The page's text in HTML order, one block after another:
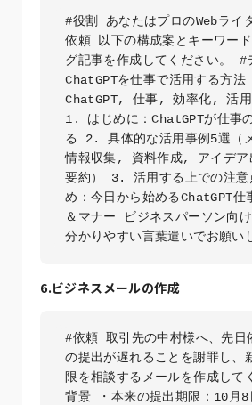
#役割 あなたはプロのWebライ
依頼 以下の構成案とキーワー
グ記事を作成してください。 #
ChatGPTを仕事で活用する方法
ChatGPT, 仕事, 効率化, 活用
1. はじめに：ChatGPTが仕事
る 2. 具体的な活用事例5選（
情報収集, 資料作成, アイデ
要約） 3. 活用する上での注
め：今日から始めるChatGPT仕
＆マナー ビジネスパーソン向
分かりやすい言葉遣いでお願い
6.ビジネスメールの作成
#依頼 取引先の中村様へ、先日
の提出が遅れることを謝罪し、
限を相談するメールを作成して
背景 ・本来の提出期限：10月